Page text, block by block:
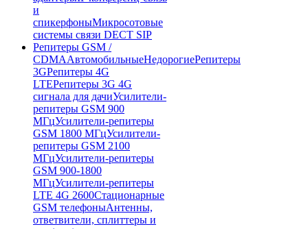
и
спикерфоныМикросотовые
системы связи DECT SIP
Репитеры GSM /
CDMAАвтомобильныеНедорогиеРепитеры
3GРепитеры 4G
LTEРепитеры 3G 4G
сигнала для дачиУсилители-
репитеры GSM 900
МГцУсилители-репитеры
GSM 1800 МГцУсилители-
репитеры GSM 2100
МГцУсилители-репитеры
GSM 900-1800
МГцУсилители-репитеры
LTE 4G 2600Стационарные
GSM телефоныАнтенны,
ответвители, сплиттеры и